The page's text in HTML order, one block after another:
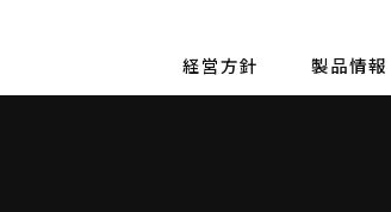
経営方針 製品情報